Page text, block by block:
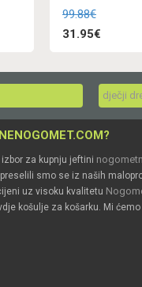
99.88€
31.95€
dječji
izbor za kupnju jeftini
smo se iz naših
uz visoku kvalitetu
košulje za košarku. Mi